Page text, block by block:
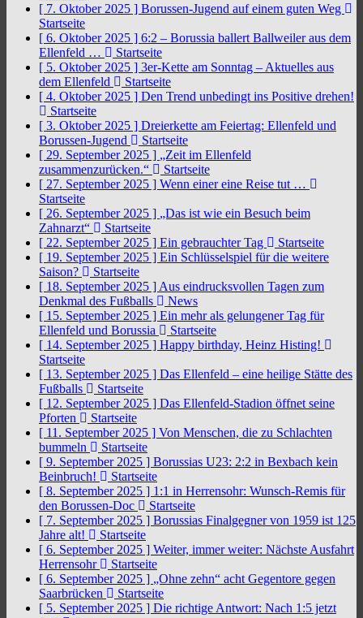
[ 7. Oktober 2025 ] Borussen-Jugend auf einem guten Weg
Startseite
[ 6. Oktober 2025 ] 6:2 – Borussia ballert Ballweiler aus dem
Ellenfeld …
Startseite
[ 5. Oktober 2025 ] 3er-Kette am Sonntag – Aktuelles aus
dem Ellenfeld
Startseite
[ 4. Oktober 2025 ] Den Trend unbedingt ins Positive drehen!
Startseite
[ 3. Oktober 2025 ] Dreierkette am Feiertag: Ellenfeld und
Borussen-Jugend
Startseite
[ 29. September 2025 ] „Zeit im Ellenfeld
zusammenzurücken.“
Startseite
[ 27. September 2025 ] Wenn einer eine Reise tut …
Startseite
[ 26. September 2025 ] „Das ist wie ein Besuch beim
Zahnarzt“
Startseite
[ 22. September 2025 ] Ein gebrauchter Tag
Startseite
[ 19. September 2025 ] Ein Schlüsselspiel für die weitere
Saison?
Startseite
[ 18. September 2025 ] Aus eindrucksvollen Tagen zum
Denkmal des Fußballs
News
[ 15. September 2025 ] Ein mehr als gelungener Tag für
Ellenfeld und Borussia
Startseite
[ 14. September 2025 ] Happy birthday, Heinz Histing!
Startseite
[ 13. September 2025 ] Das Ellenfeld – eine heilige Stätte des
Fußballs
Startseite
[ 12. September 2025 ] Das Ellenfeld-Stadion öffnet seine
Pforten
Startseite
[ 11. September 2025 ] Von Menschen, die zu Schlachten
bummeln
Startseite
[ 9. September 2025 ] Borussias U23: 2:2 in Bexbach kein
Beinbruch!
Startseite
[ 8. September 2025 ] 1:1 in Herrensohr: Wunsch-Remis für
den Borussen-Doc
Startseite
[ 7. September 2025 ] Borussias Finalgegner von 1959 ist 125
Jahre alt!
Startseite
[ 6. September 2025 ] Weiter, immer weiter: Nächste Ausfahrt
Herrensohr
Startseite
[ 6. September 2025 ] „Ohne zehn“ acht Gegentore gegen
Saarbrücken
Startseite
[ 5. September 2025 ] Die richtige Antwort: Nach 1:5 jetzt